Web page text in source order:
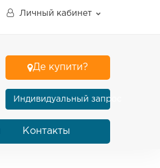
Личный кабинет
Де купити?
Индивидуальный запрос
Контакты